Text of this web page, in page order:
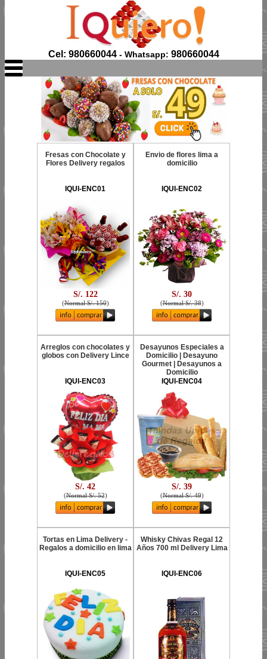
Cel: 980660044- Whatsapp: 980660044
Fresas con Chocolate y
Flores Delivery regalos
IQUI-ENC01
S/. 122
(Normal S/. 150)
Envio de flores lima a
domicilio
IQUI-ENC02
S/. 30
(Normal S/. 38)
Arreglos con chocolates y
globos con Delivery Lince
IQUI-ENC03
S/. 42
(Normal S/. 52)
Desayunos Especiales a
Domicilio | Desayuno
Gourmet | Desayunos a
Domicilio
IQUI-ENC04
S/. 39
(Normal S/. 49)
Tortas en Lima Delivery -
Regalos a domicilio en lima
IQUI-ENC05
Whisky Chivas Regal 12
Años 700 ml Delivery Lima
IQUI-ENC06